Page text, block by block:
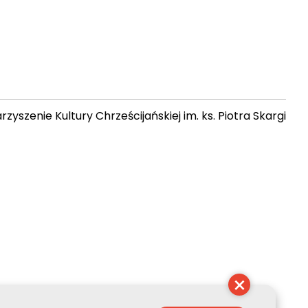
Kultury Chrześcijańskiej im. ks. Piotra Skargi
×